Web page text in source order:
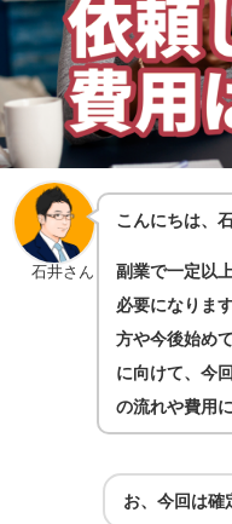
石井さん
こんにちは、
副業で一定以
必要になりま
方や今後始め
に向けて、今
の流れや費用
お、今回は確